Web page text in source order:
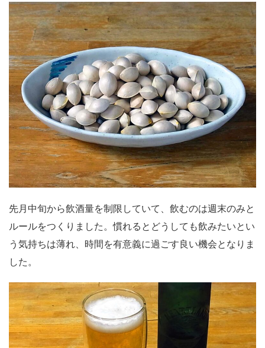
先月中旬から飲酒量を制限していて、飲むのは週末のみと
ルールをつくりました。慣れるとどうしても飲みたいとい
う気持ちは薄れ、時間を有意義に過ごす良い機会となりま
した。